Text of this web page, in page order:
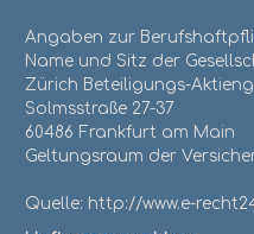
Angaben zur
Name und Sitz der
Zürich Beteiligungs-
Solmsstraße 27-37
60486 Frankfurt am Main
Geltungsraum der
Quelle: http://www.e-